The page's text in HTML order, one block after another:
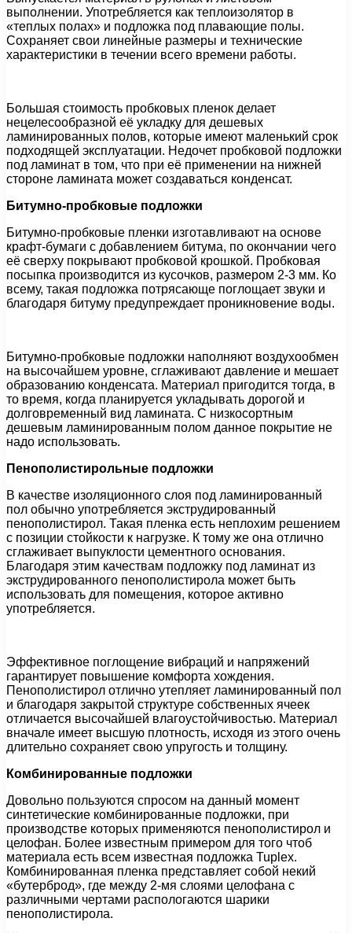
выполнении. Употребляется как теплоизолятор в
«теплых полах» и подложка под плавающие полы.
Сохраняет свои линейные размеры и технические
характеристики в течении всего времени работы.
Большая стоимость пробковых пленок делает
нецелесообразной её укладку для дешевых
ламинированных полов, которые имеют маленький срок
подходящей эксплуатации. Недочет пробковой подложки
под ламинат в том, что при её применении на нижней
стороне ламината может создаваться конденсат.
Битумно-пробковые подложки
Битумно-пробковые пленки изготавливают на основе
крафт-бумаги с добавлением битума, по окончании чего
её сверху покрывают пробковой крошкой. Пробковая
посыпка производится из кусочков, размером 2-3 мм. Ко
всему, такая подложка потрясающе поглощает звуки и
благодаря битуму предупреждает проникновение воды.
Битумно-пробковые подложки наполняют воздухообмен
на высочайшем уровне, сглаживают давление и мешает
образованию конденсата. Материал пригодится тогда, в
то время, когда планируется укладывать дорогой и
долговременный вид ламината. С низкосортным
дешевым ламинированным полом данное покрытие не
надо использовать.
Пенополистирольные подложки
В качестве изоляционного слоя под ламинированный
пол обычно употребляется экструдированный
пенополистирол. Такая пленка есть неплохим решением
с позиции стойкости к нагрузке. К тому же она отлично
сглаживает выпуклости цементного основания.
Благодаря этим качествам подложку под ламинат из
экструдированного пенополистирола может быть
использовать для помещения, которое активно
употребляется.
Эффективное поглощение вибраций и напряжений
гарантирует повышение комфорта хождения.
Пенополистирол отлично утепляет ламинированный пол
и благодаря закрытой структуре собственных ячеек
отличается высочайшей влагоустойчивостью. Материал
вначале имеет высшую плотность, исходя из этого очень
длительно сохраняет свою упругость и толщину.
Комбинированные подложки
Довольно пользуются спросом на данный момент
синтетические комбинированные подложки, при
производстве которых применяются пенополистирол и
целофан. Более известным примером для того чтоб
материала есть всем известная подложка Tuplex.
Комбинированная пленка представляет собой некий
«бутерброд», где между 2-мя слоями целофана с
различными чертами распологаются шарики
пенополистирола.